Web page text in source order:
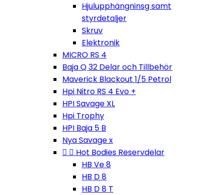
Hjulupphängninsg samt
styrdetaljer
Skruv
Elektronik
MICRO RS 4
Baja Q 32 Delar och Tillbehör
Maverick Blackout 1/5 Petrol
Hpi Nitro RS 4 Evo +
HPI Savage XL
Hpi Trophy
HPI Baja 5 B
Nya Savage x
  Hot Bodies Reservdelar
HB Ve 8
HB D 8
HB D 8 T